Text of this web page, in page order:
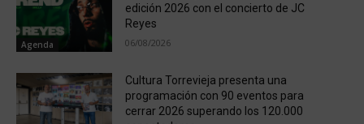
Agenda
edición 2026 con el concierto de JC
Reyes
06/08/2026
Cultura Torrevieja presenta una
programación con 90 eventos para
cerrar 2026 superando los 120.000